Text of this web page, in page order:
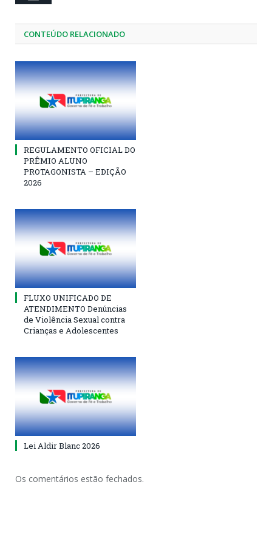
CONTEÚDO RELACIONADO
REGULAMENTO OFICIAL DO
PRÊMIO ALUNO
PROTAGONISTA – EDIÇÃO
2026
FLUXO UNIFICADO DE
ATENDIMENTO Denúncias
de Violência Sexual contra
Crianças e Adolescentes
Lei Aldir Blanc 2026
Os comentários estão fechados.